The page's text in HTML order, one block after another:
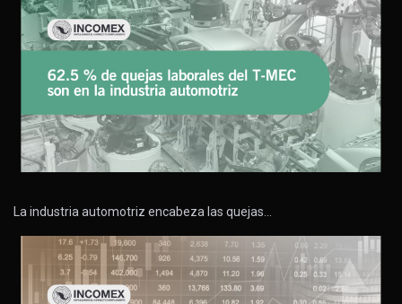
La industria automotriz encabeza las quejas…